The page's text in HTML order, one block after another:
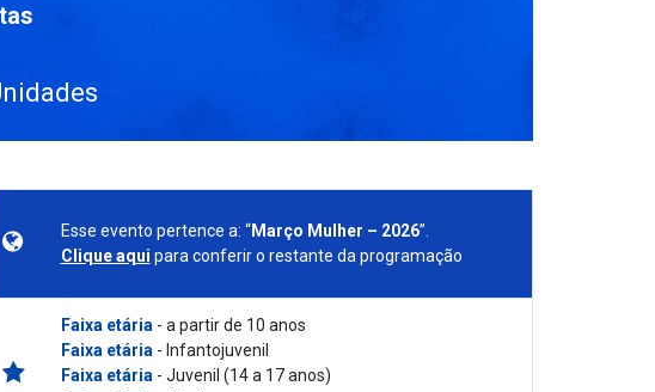
Esse evento pertence a: “Março Mulher – 2026”.
Clique aqui para conferir o restante da programação
Faixa etária- a partir de 10 anos
Faixa etária- Infantojuvenil
Faixa etária- Juvenil (14 a 17 anos)